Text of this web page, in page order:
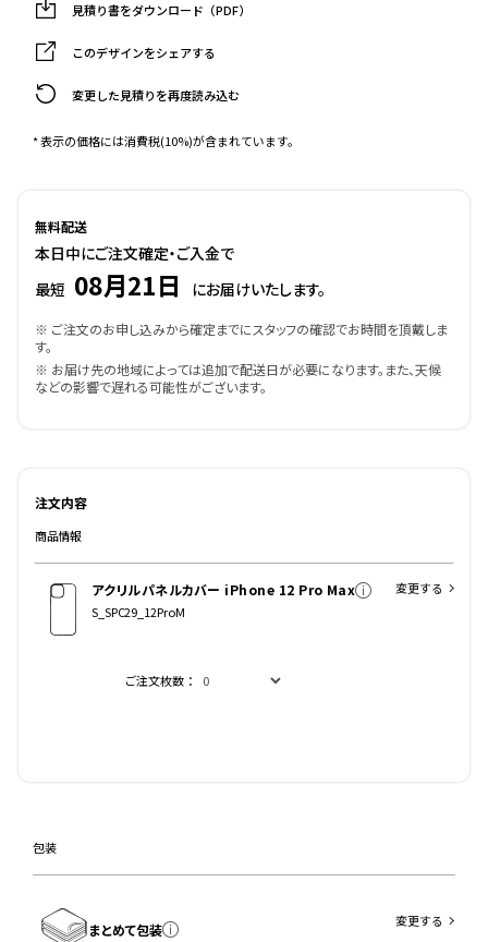
見積り書をダウンロード（PDF）
このデザインをシェアする
変更した見積りを再度読み込む
* 表示の価格には消費税(10%)が含まれています。
無料配送
本日中にご注文確定・ご入金で
最短 08月21日 にお届けいたします。
※ ご注文のお申し込みから確定までにスタッフの確認でお時間を頂戴しま
す。
※ お届け先の地域によっては追加で配送日が必要になります。また、天候
などの影響で遅れる可能性がございます。
注文内容
商品情報
アクリルパネルカバー iPhone 12 Pro Max
S_SPC29_12ProM
ご注文枚数：
変更する
包装
まとめて包装 変更する